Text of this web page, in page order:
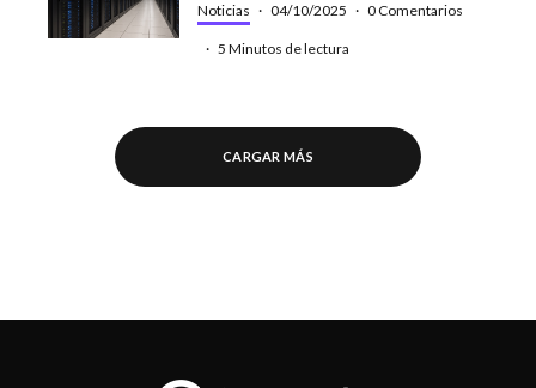
Noticias · 04/10/2025 · 0 Comentarios
· 5 Minutos de lectura
CARGAR MÁS